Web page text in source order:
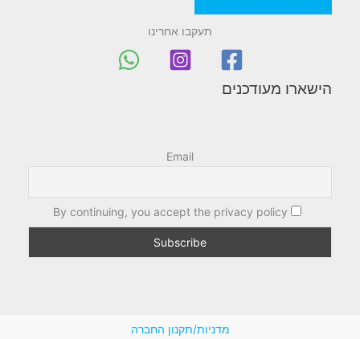
תעקבו אחרינו
הישארו מעודכנים
Email
By continuing, you accept the privacy policy
מדניות/תקנון החברה